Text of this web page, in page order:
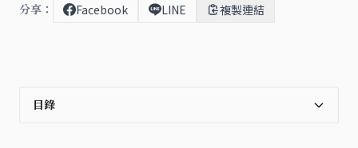
分享： Facebook LINE 複製連結
目錄